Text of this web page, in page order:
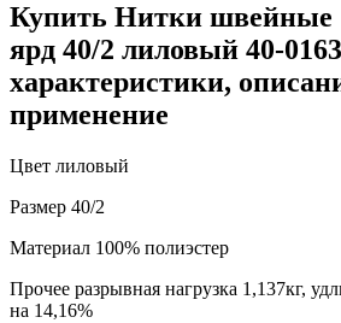
Купить Нитки швейные
ярд 40/2 лиловый 40-
характеристики,
применение
Цвет лиловый
Размер 40/2
Материал 100% полиэстер
Прочее разрывная нагрузка 1,137кг,
на 14,16%